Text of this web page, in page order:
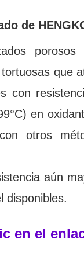
de
que
con
en
otros
aún
disponibles.
en el